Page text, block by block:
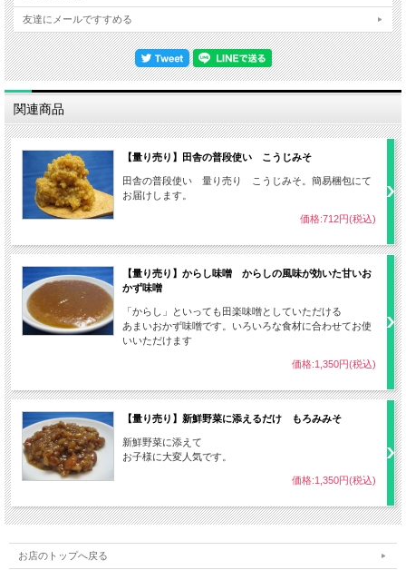
友達にメールですすめる
関連商品
【量り売り】田舎の普段使い こうじみそ
田舎の普段使い 量り売り こうじみそ。簡易梱包にて
お届けします。
価格:712円(税込)
【量り売り】からし味噌 からしの風味が効いた甘いお
かず味噌
「からし」といっても田楽味噌としていただける
あまいおかず味噌です。いろいろな食材に合わせてお使
いいただけます
価格:1,350円(税込)
【量り売り】新鮮野菜に添えるだけ もろみみそ
新鮮野菜に添えて
お子様に大変人気です。
価格:1,350円(税込)
お店のトップへ戻る